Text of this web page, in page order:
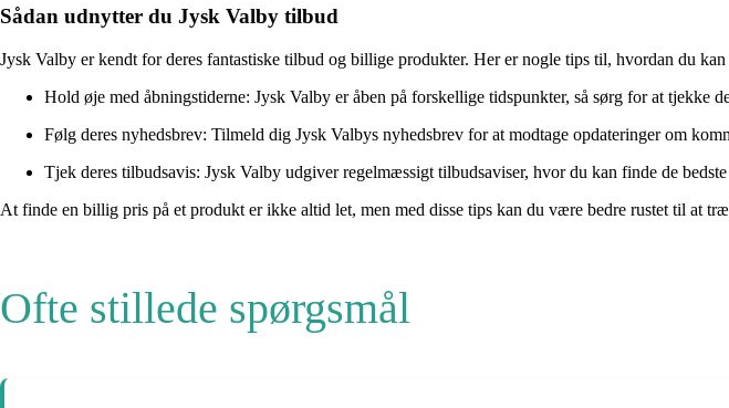
Sådan udnytter du Jysk Valby tilbud
Jysk Valby er kendt for deres fantastiske tilbud og billige produkter. Her er nogle tips til, hvordan du
Hold øje med åbningstiderne: Jysk Valby er åben på forskellige tidspunkter, så sørg for at tjekke
Følg deres nyhedsbrev: Tilmeld dig Jysk Valbys nyhedsbrev for at modtage opdateringer om
Tjek deres tilbudsavis: Jysk Valby udgiver regelmæssigt tilbudsaviser, hvor du kan finde de
At finde en billig pris på et produkt er ikke altid let, men med disse tips kan du være bedre rustet til at
Ofte stillede spørgsmål